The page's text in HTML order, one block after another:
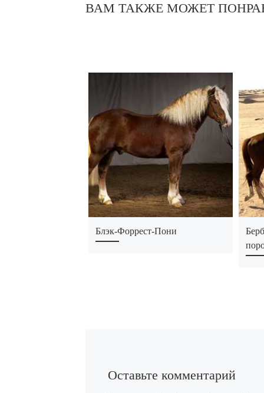
ВАМ ТАКЖЕ МОЖЕТ
Блэк-Форрест-Пони
Оставьте комментарий